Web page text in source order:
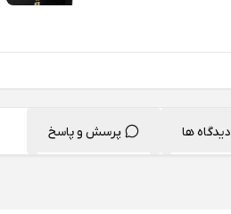
دیدگاه ها پرسش و پاسخ